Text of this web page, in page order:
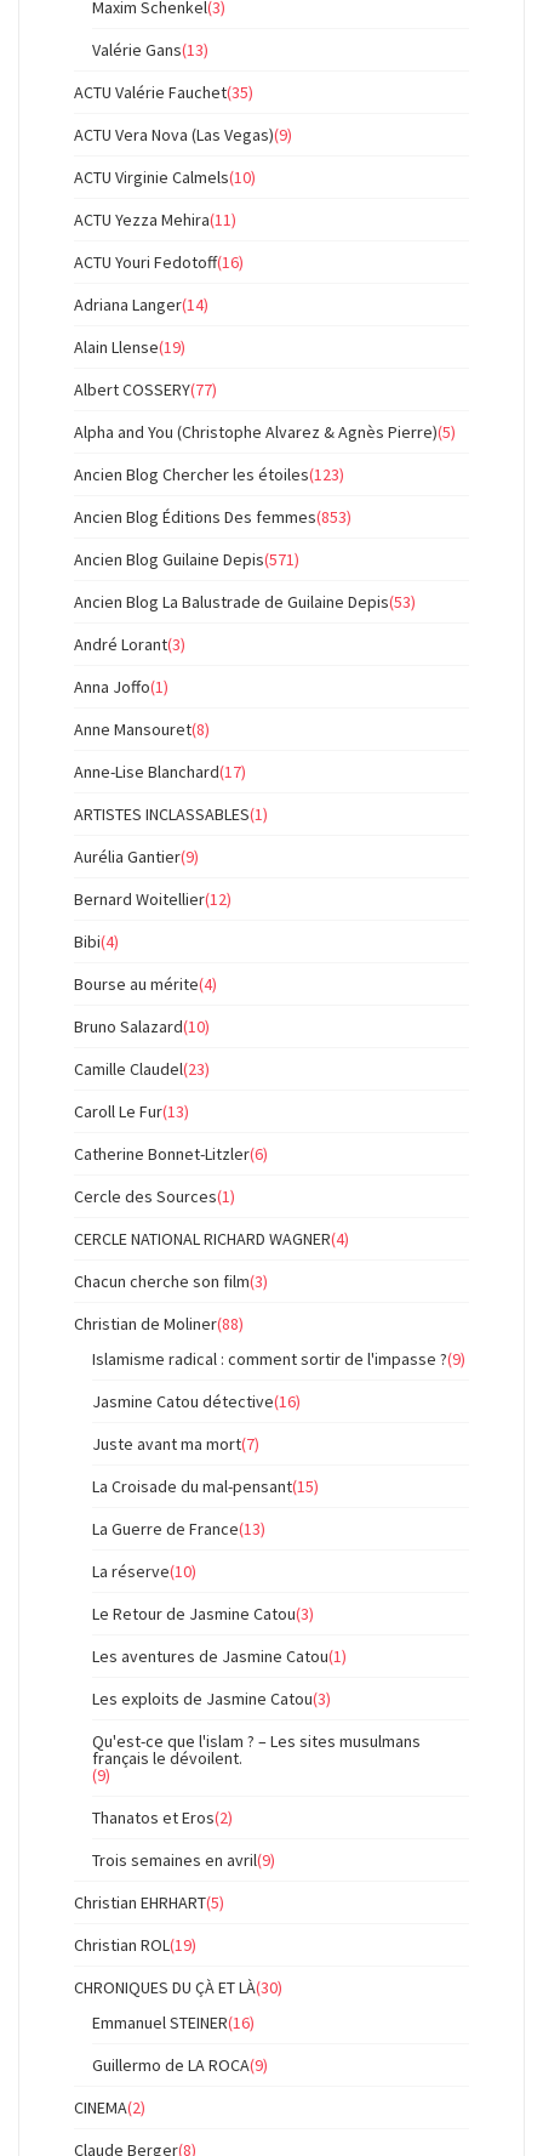
Maxim Schenkel(3)
Valérie Gans(13)
ACTU Valérie Fauchet(35)
ACTU Vera Nova (Las Vegas)(9)
ACTU Virginie Calmels(10)
ACTU Yezza Mehira(11)
ACTU Youri Fedotoff(16)
Adriana Langer(14)
Alain Llense(19)
Albert COSSERY(77)
Alpha and You (Christophe Alvarez & Agnès Pierre)(5)
Ancien Blog Chercher les étoiles(123)
Ancien Blog Éditions Des femmes(853)
Ancien Blog Guilaine Depis(571)
Ancien Blog La Balustrade de Guilaine Depis(53)
André Lorant(3)
Anna Joffo(1)
Anne Mansouret(8)
Anne-Lise Blanchard(17)
ARTISTES INCLASSABLES(1)
Aurélia Gantier(9)
Bernard Woitellier(12)
Bibi(4)
Bourse au mérite(4)
Bruno Salazard(10)
Camille Claudel(23)
Caroll Le Fur(13)
Catherine Bonnet-Litzler(6)
Cercle des Sources(1)
CERCLE NATIONAL RICHARD WAGNER(4)
Chacun cherche son film(3)
Christian de Moliner(88)
Islamisme radical : comment sortir de l'impasse ?(9)
Jasmine Catou détective(16)
Juste avant ma mort(7)
La Croisade du mal-pensant(15)
La Guerre de France(13)
La réserve(10)
Le Retour de Jasmine Catou(3)
Les aventures de Jasmine Catou(1)
Les exploits de Jasmine Catou(3)
Qu'est-ce que l'islam ? – Les sites musulmans
français le dévoilent.
(9)
Thanatos et Eros(2)
Trois semaines en avril(9)
Christian EHRHART(5)
Christian ROL(19)
CHRONIQUES DU ÇÀ ET LÀ(30)
Emmanuel STEINER(16)
Guillermo de LA ROCA(9)
CINEMA(2)
Claude Berger(8)